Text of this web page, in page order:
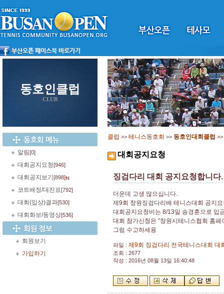
동호인클럽
CLUB
알림[0]
대회공지요청[946]
대회공지보기 [898]
코트배정/대진표[792]
대회(입상)결과[530]
대회화보/동영상[536]
회원보기
가입하기
클럽 >> 테니스동호회 >> 동호인대회클럽 >>
대회공지요청
징검다리 대회 공지요청합니다.
더운데 고생 많으십니다.
제9회 창원징검다리배 테니스대회 공지
대회공지요청비는 8/13일 송경훈으로 입
대회 참가신청은 "창원시테니스협회 홈
그럼 수고하세용
파일 : 제9회 징검다리 전국테니스대회 대
조회 : 2677
작성 : 2016년 08월 13일 16:40:48